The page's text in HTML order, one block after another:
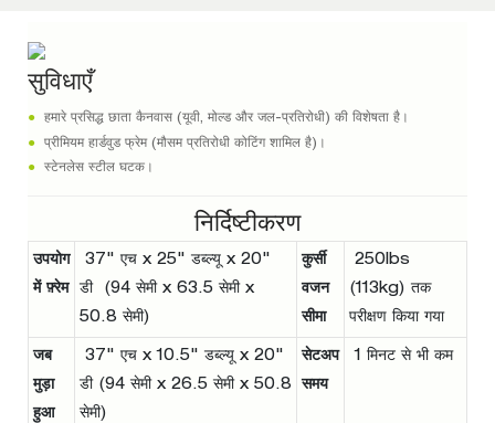
सुविधाएँ
●
हमारे प्रसिद्ध छाता कैनवास (यूवी, मोल्ड और जल-प्रतिरोधी) की विशेषता है।
●
प्रीमियम हार्डवुड फ्रेम (मौसम प्रतिरोधी कोटिंग शामिल है)।
●
स्टेनलेस स्टील घटक।
निर्दिष्टीकरण
उपयोग
में फ़्रेम
37" एच x 25" डब्ल्यू x 20"
डी (94 सेमी x 63.5 सेमी x
50.8 सेमी)
कुर्सी
वजन
सीमा
250lbs
(113kg) तक
परीक्षण किया गया
जब
मुड़ा
हुआ
37" एच x 10.5" डब्ल्यू x 20"
डी (94 सेमी x 26.5 सेमी x 50.8
सेमी)
सेटअप
समय
1 मिनट से भी कम